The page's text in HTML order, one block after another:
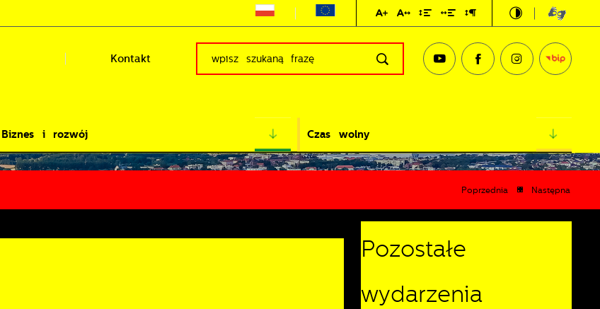
Kontakt
Biznes i rozwój Czas wolny
Poprzednia Następna
Pozostałe
wydarzenia